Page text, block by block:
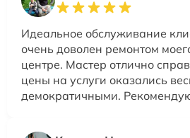
Идеальное обслуживание
очень доволен ремонтом
центре. Мастер отлично
цены на услуги оказались
демократичными.